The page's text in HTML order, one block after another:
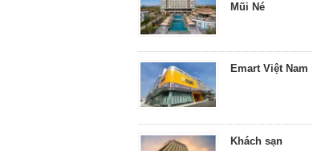
Mũi Né
Emart Việt Nam
Khách sạn